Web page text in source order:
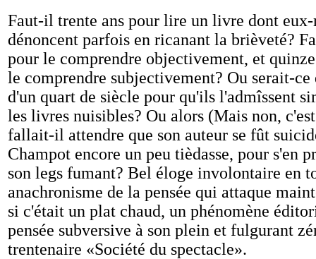
Faut-il trente ans pour lire un livre dont eux-
dénoncent parfois en ricanant la brièveté?
pour le comprendre objectivement, et
le comprendre subjectivement? Ou serait-
d'un quart de siècle pour qu'ils l'admîssent
les livres nuisibles? Ou alors (Mais non,
fallait-il attendre que son auteur se fût
Champot encore un peu tièdasse, pour s'en
son legs fumant? Bel éloge involontaire en
anachronisme de la pensée qui attaque
si c'était un plat chaud, un phénomène
pensée subversive à son plein et fulgurant
trentenaire «Société du spectacle».